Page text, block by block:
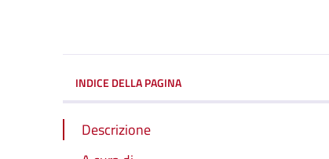
INDICE DELLA PAGINA
Descrizione